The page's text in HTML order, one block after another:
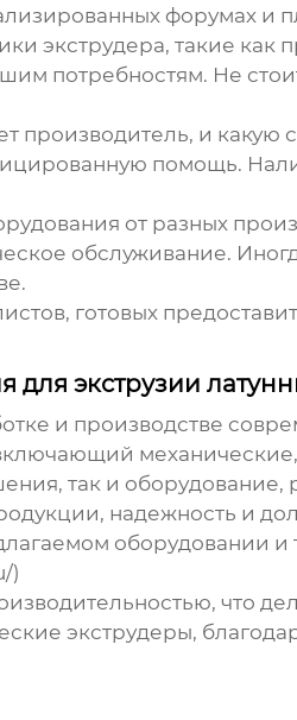
форумах и
экструдера, такие как
потребностям. Не
производитель, и
помощь.
от разных
обслуживание.
готовых
экструзии
и производстве
так и оборудование,
надежность и
оборудовании и
)
что
экструдеры,